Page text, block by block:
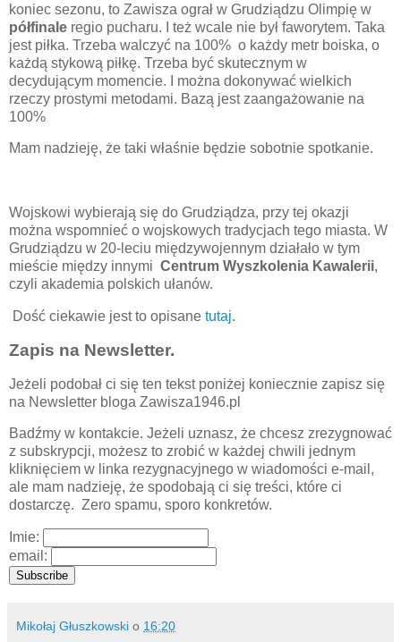
koniec sezonu, to Zawisza ograł w Grudziądzu Olimpię w
półfinale regio pucharu. I też wcale nie był faworytem. Taka
jest piłka. Trzeba walczyć na 100% o każdy metr boiska, o
każdą stykową piłkę. Trzeba być skutecznym w
decydującym momencie. I można dokonywać wielkich
rzeczy prostymi metodami. Bazą jest zaangażowanie na
100%
Mam nadzieję, że taki właśnie będzie sobotnie spotkanie.
Wojskowi wybierają się do Grudziądza, przy tej okazji
można wspomnieć o wojskowych tradycjach tego miasta. W
Grudziądzu w 20-leciu międzywojennym działało w tym
mieście między innymi Centrum Wyszkolenia Kawalerii,
czyli akademia polskich ułanów.
Dość ciekawie jest to opisane tutaj.
Zapis na Newsletter.
Jeżeli podobał ci się ten tekst poniżej koniecznie zapisz się
na Newsletter bloga Zawisza1946.pl
Badźmy w kontakcie. Jeżeli uznasz, że chcesz zrezygnować
z subskrypcji, możesz to zrobić w każdej chwili jednym
kliknięciem w linka rezygnacyjnego w wiadomości e-mail,
ale mam nadzieję, że spodobają ci się treści, które ci
dostarczę. Zero spamu, sporo konkretów.
Imie:
email:
Mikołaj Głuszkowski o 16:20